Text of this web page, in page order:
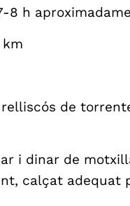
8 h
km
de
i dinar de
calçat adequat